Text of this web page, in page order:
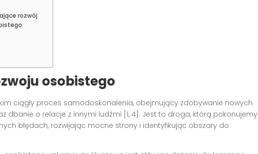
rozwój
osobistego
ciągły proces samodoskonalenia, obejmujący zdobywanie nowych
dbanie o relacje z innymi ludźmi [1, 4]. Jest to droga, którą pokonujemy
błędach, rozwijając mocne strony i identyfikując obszary do